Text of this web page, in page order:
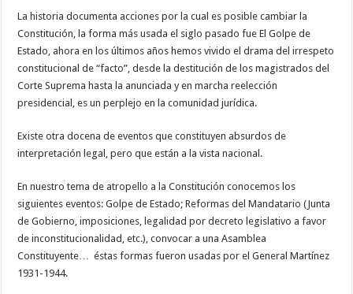
La historia documenta acciones por la cual es posible cambiar la
Constitución, la forma más usada el siglo pasado fue El Golpe de
Estado, ahora en los últimos años hemos vivido el drama del irrespeto
constitucional de “facto”, desde la destitución de los magistrados del
Corte Suprema hasta la anunciada y en marcha reelección
presidencial, es un perplejo en la comunidad jurídica.
Existe otra docena de eventos que constituyen absurdos de
interpretación legal, pero que están a la vista nacional.
En nuestro tema de atropello a la Constitución conocemos los
siguientes eventos: Golpe de Estado; Reformas del Mandatario (Junta
de Gobierno, imposiciones, legalidad por decreto legislativo a favor
de inconstitucionalidad, etc.), convocar a una Asamblea
Constituyente… éstas formas fueron usadas por el General Martínez
1931-1944.